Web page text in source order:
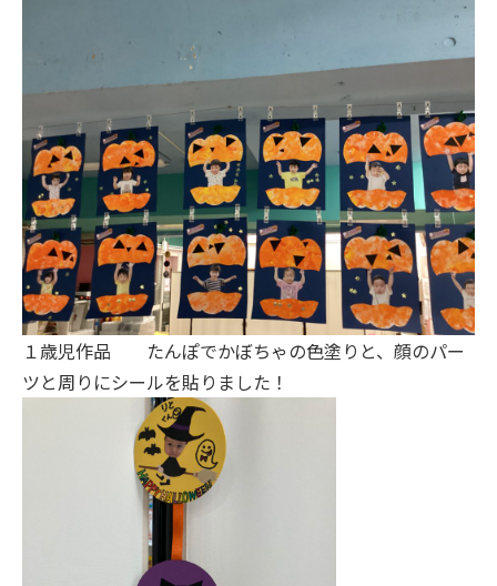
１歳児作品 たんぽでかぼちゃの色塗りと、顔のパー
ツと周りにシールを貼りました！